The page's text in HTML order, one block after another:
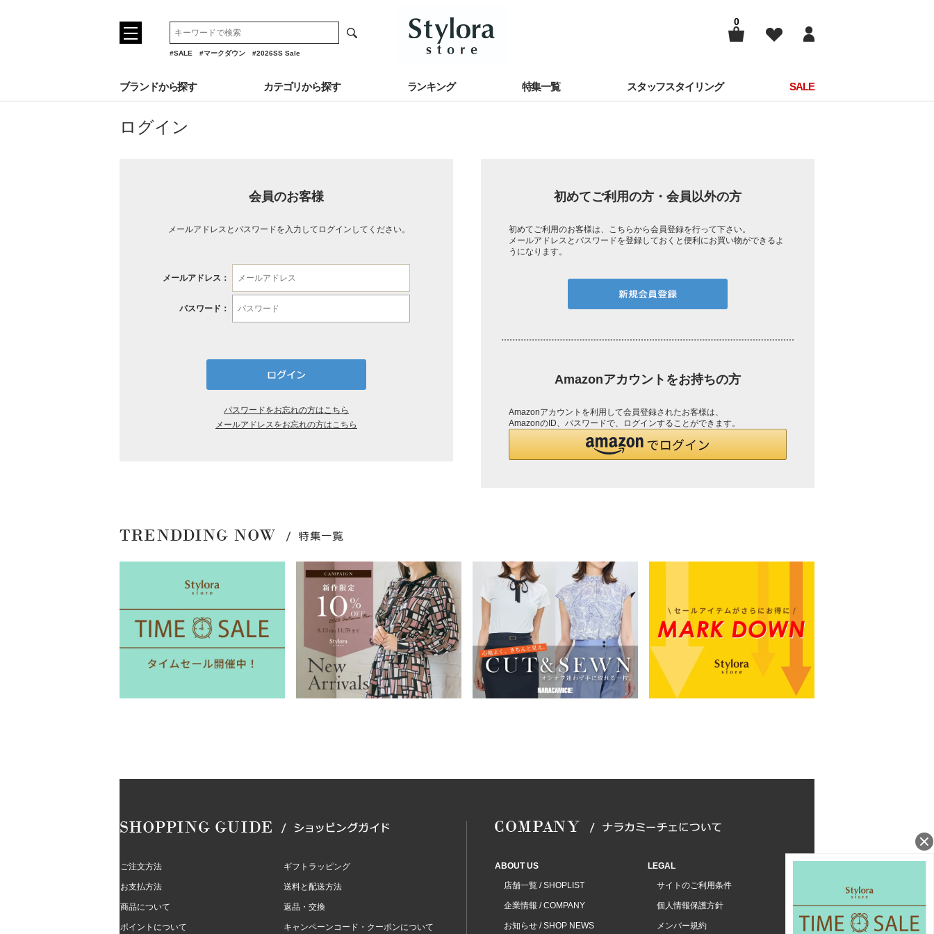
#SALE #マークダウン #2026SS Sale
0
ブランドから探す カテゴリから探す ランキング 特集一覧 スタッフスタイリング SALE
ログイン
会員のお客様
メールアドレスとパスワードを入力してログインしてください。
メールアドレス：
パスワード：
パスワードをお忘れの方はこちら
メールアドレスをお忘れの方はこちら
初めてご利用の方・会員以外の方
初めてご利用のお客様は、こちらから会員登録を行って下さい。
メールアドレスとパスワードを登録しておくと便利にお買い物ができるよ
うになります。
Amazonアカウントをお持ちの方
Amazonアカウントを利用して会員登録されたお客様は、
AmazonのID、パスワードで、ログインすることができます。
ご注文方法 ギフトラッピング
お支払方法 送料と配送方法
商品について 返品・交換
ポイントについて キャンペーンコード・クーポンについて
ABOUT US
店舗一覧 / SHOPLIST
企業情報 / COMPANY
お知らせ / SHOP NEWS
LEGAL
サイトのご利用条件
個人情報保護方針
メンバー規約